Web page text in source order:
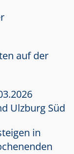
auf der
Ulzburg Süd
in